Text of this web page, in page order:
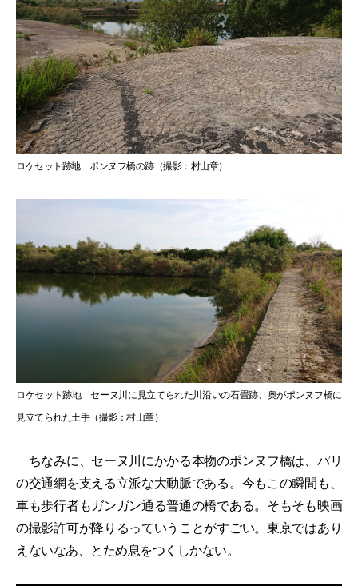
ロケセット跡地 ポンヌフ橋の跡（撮影：村山章）
ロケセット跡地 セーヌ川に見立てられた川沿いの石畳跡、奥がポンヌフ橋に
見立てられた土手（撮影：村山章）
ちなみに、セーヌ川にかかる本物のポンヌフ橋は、パリ
の交通網を支える立派な大動脈である。今もこの瞬間も、
車も歩行者もガンガン通る普通の橋である。そもそも映画
の撮影許可が降りるっていうことがすごい。東京ではあり
えないなあ、とため息をつくしかない。